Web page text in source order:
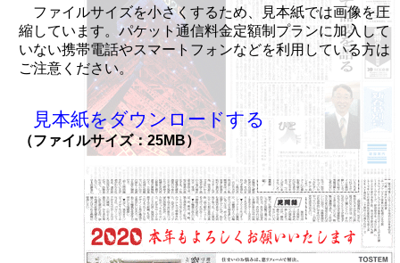
ファイルサイズを小さくするため、見本紙では画像を圧
縮しています。パケット通信料金定額制プランに加入して
いない携帯電話やスマートフォンなどを利用している方は
ご注意ください。
見本紙をダウンロードする
（ファイルサイズ：25MB）